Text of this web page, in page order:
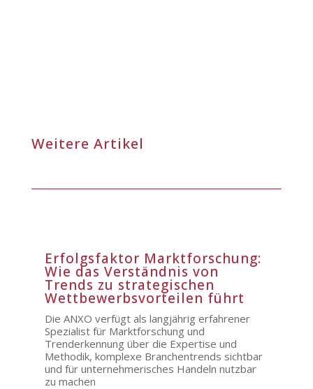
Weitere Artikel
Erfolgsfaktor Marktforschung:
Wie das Verständnis von
Trends zu strategischen
Wettbewerbsvorteilen führt
Die ANXO verfügt als langjährig erfahrener
Spezialist für Marktforschung und
Trenderkennung über die Expertise und
Methodik, komplexe Branchentrends sichtbar
und für unternehmerisches Handeln nutzbar
zu machen